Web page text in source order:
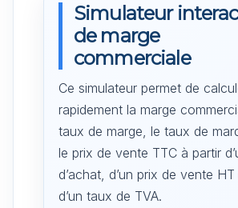
Simulateur
de marge
commerciale
Ce simulateur permet de
rapidement la marge
taux de marge, le taux de
le prix de vente TTC à partir
d’achat, d’un prix de vente
d’un taux de TVA.